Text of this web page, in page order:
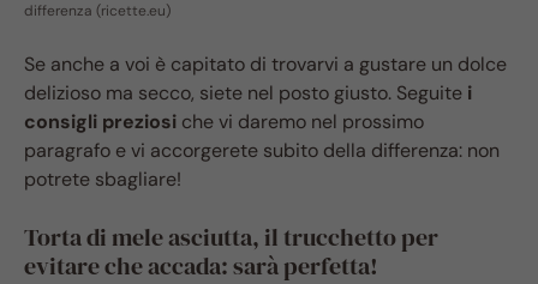
differenza (ricette.eu)
Se anche a voi è capitato di trovarvi a gustare un dolce
delizioso ma secco, siete nel posto giusto. Seguite i
consigli preziosi che vi daremo nel prossimo
paragrafo e vi accorgerete subito della differenza: non
potrete sbagliare!
Torta di mele asciutta, il trucchetto per
evitare che accada: sarà perfetta!